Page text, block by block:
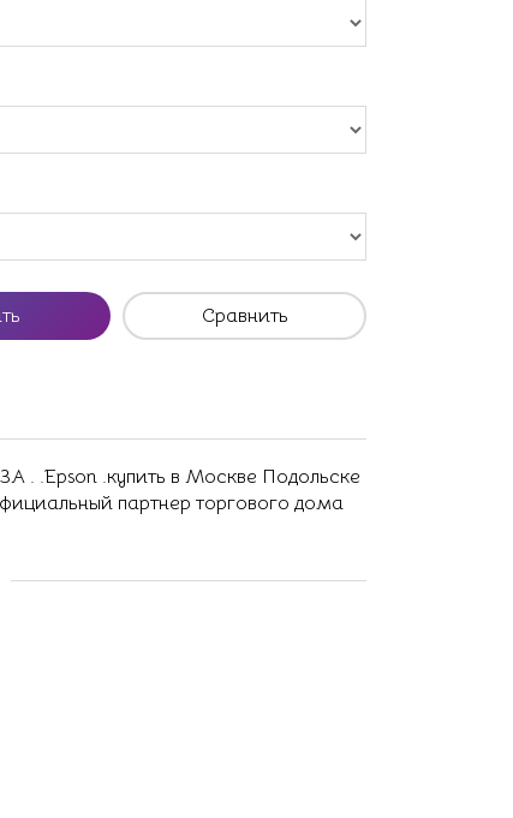
Сравнить
. .Epson .купить в Москве Подольске
партнер торгового дома